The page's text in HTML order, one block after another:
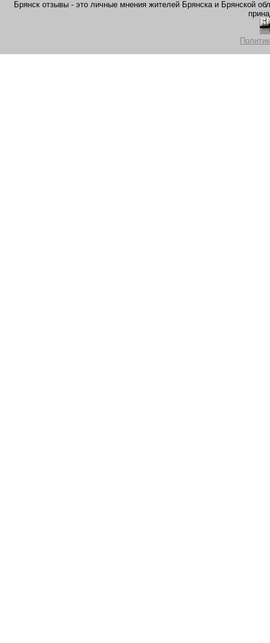
Брянск отзывы - это личные мнения жителей Брянска и Брянской